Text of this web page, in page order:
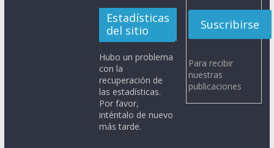
Estadísticas
del sitio
Hubo un problema
con la
recuperación de
las estadísticas.
Por favor,
inténtalo de nuevo
más tarde.
Para recibir
nuestras
publicaciones